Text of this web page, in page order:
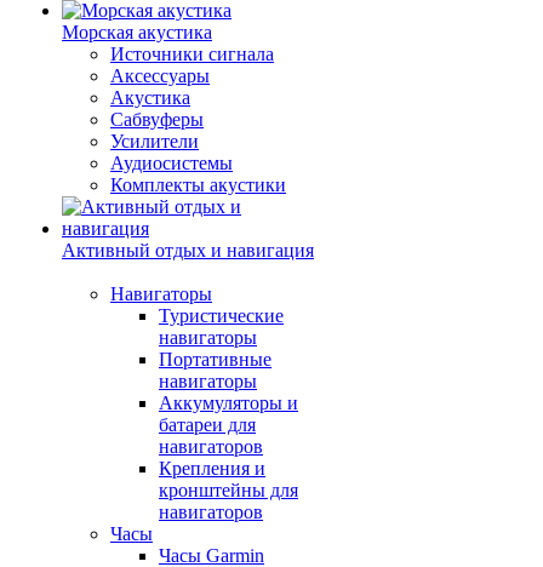
Морская акустика
Источники сигнала
Аксессуары
Акустика
Сабвуферы
Усилители
Аудиосистемы
Комплекты акустики
Активный отдых и навигация
Навигаторы
Туристические
навигаторы
Портативные
навигаторы
Аккумуляторы и
батареи для
навигаторов
Крепления и
кронштейны для
навигаторов
Часы
Часы Garmin